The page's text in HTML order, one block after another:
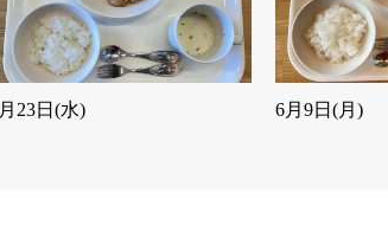
23日(水) 6月9日(月)